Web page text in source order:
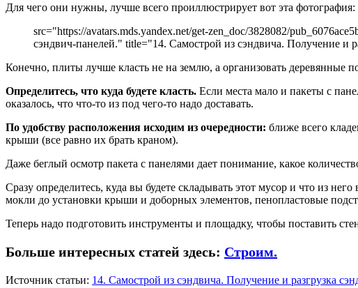
Для чего они нужны, лучше всего проиллюстрирует вот эта фотография:
src="https://avatars.mds.yandex.net/get-zen_doc/3828082/
сэндвич-панелей." title="14. Самострой из сэндвича. Получение и
Конечно, плиты лучше класть не на землю, а организовать деревянные
Определитесь, что куда будете класть. Если места мало и пакеты с
оказалось, что что-то из под чего-то надо доставать.
По удобству расположения исходим из очередности: ближе всего
крыши (все равно их брать краном).
Даже беглый осмотр пакета с панелями дает понимание, какое
Сразу определитесь, куда вы будете складывать этот мусор и что из
мокли до установки крыши и доборных элементов, пенопластовые
Теперь надо подготовить инструменты и площадку, чтобы поставить
Больше интересных статей здесь: Строим.
Источник статьи: 14. Самострой из сэндвича. Получение и разгрузка